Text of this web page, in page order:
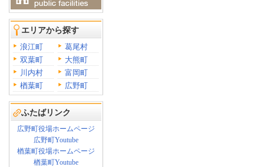
エリアから探す
浪江町
葛尾村
双葉町
大熊町
川内村
富岡町
楢葉町
広野町
ふたばリンク
広野町役場ホームページ
広野町Youtube
楢葉町役場ホームページ
楢葉町Youtube